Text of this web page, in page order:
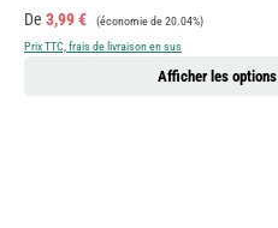
Prix de vente :
De 3,99 € Prix régulier :
(économie de 20.04%)
Prix TTC, frais de livraison en sus
Afficher les options